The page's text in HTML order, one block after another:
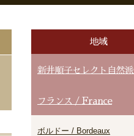
地域
新井順子セレクト自然
フランス / France
ボルドー / Bordeaux